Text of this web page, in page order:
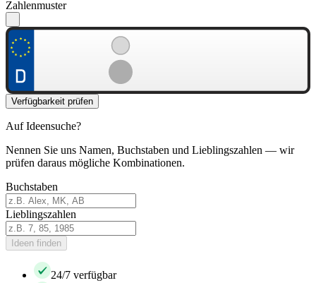
Zahlenmuster
Verfügbarkeit prüfen
Auf Ideensuche?
Nennen Sie uns Namen, Buchstaben und Lieblingszahlen — wir
prüfen daraus mögliche Kombinationen.
Buchstaben
Lieblingszahlen
Ideen finden
24/7 verfügbar